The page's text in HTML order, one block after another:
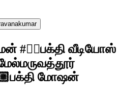
#🙇‍♀️பக்தி வீடியோஸ்
மோஷன்